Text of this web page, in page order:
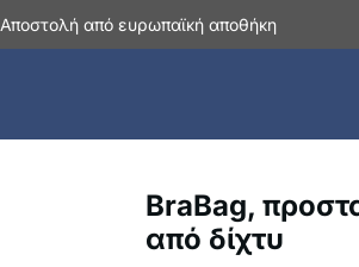
Αποστολή από ευρωπαϊκή αποθήκη
BraBag,
από δίχτυ